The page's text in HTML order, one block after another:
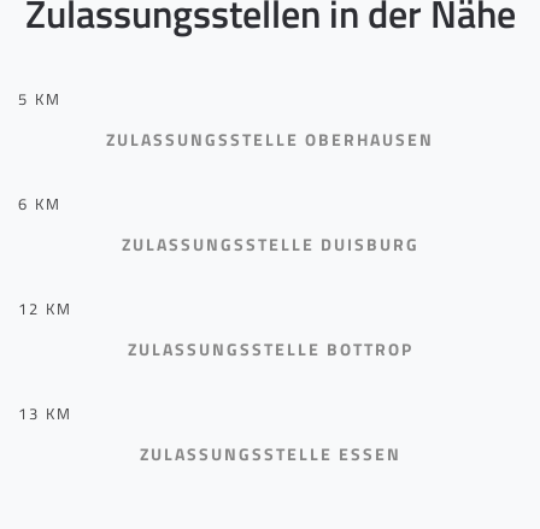
Zulassungsstellen in der Nähe
5 KM
ZULASSUNGSSTELLE OBERHAUSEN
6 KM
ZULASSUNGSSTELLE DUISBURG
12 KM
ZULASSUNGSSTELLE BOTTROP
13 KM
ZULASSUNGSSTELLE ESSEN